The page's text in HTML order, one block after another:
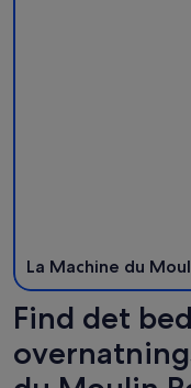
La Machine du
Find det